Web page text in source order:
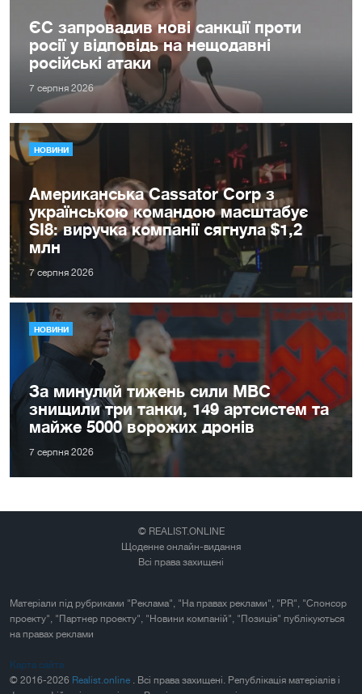
ЄС запровадив нові санкції проти
росії у відповідь на нещодавні
російські атаки
7 серпня 2026
НОВИНИ
Американська Cassator Corp з
українською командою масштабує
SI8: виручка компанії сягнула $1,2
млн
7 серпня 2026
НОВИНИ
За минулий тижень сили МВС
знищили три танки, 149 артсистем та
майже 5000 ворожих дронів
7 серпня 2026
© REALIST.ONLINE
Щоденне онлайн-видання
Всі права захищені
Матеріали під рубриками "Реклама", "На правах реклами", "PR", "Спонсор
проекту", "Партнер проекту", "Новини компаній", "Позиція" публікуються
на правах реклами
Карта сайта
© 2016-2026 Realist.online . Всі права захищені. Републікація матеріалів і